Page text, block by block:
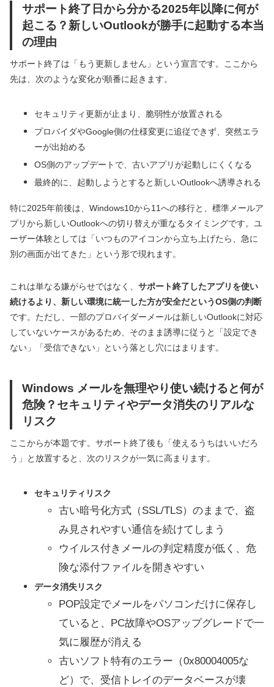
サポート終了日から分かる2025年以降に何が
起こる？新しいOutlookが勝手に起動する本当
の理由
サポート終了は「もう更新しません」という宣言です。ここから
先は、次のような変化が順番に起きます。
セキュリティ更新が止まり、脆弱性が放置される
プロバイダやGoogle側の仕様変更に追従できず、突然エラ
ーが出始める
OS側のアップデートで、古いアプリが起動しにくくなる
最終的に、起動しようとすると新しいOutlookへ誘導される
特に2025年前後は、Windows10から11への移行と、標準メールア
プリから新しいOutlookへの切り替えが重なるタイミングです。ユ
ーザー体験としては「いつものアイコンから立ち上げたら、急に
別の画面が出てきた」という形で現れます。
これは単なる嫌がらせではなく、 サポート終了したアプリを使い
続けるより、新しい環境に統一した方が安全だというOS側の判断
です。ただし、一部のプロバイダーメールは新しいOutlookに対応
していないケースがあるため、そのまま誘導に従うと「設定でき
ない」「受信できない」という落とし穴にはまります。
Windows メールを無理やり使い続けると何が
危険？セキュリティやデータ消失のリアルな
リスク
ここからが本題です。サポート終了後も「使えるうちはいいだろ
う」と放置すると、次のリスクが一気に高まります。
セキュリティリスク
古い暗号化方式（SSL/TLS）のままで、盗
み見されやすい通信を続けてしまう
ウイルス付きメールの判定精度が低く、危
険な添付ファイルを開きやすい
データ消失リスク
POP設定でメールをパソコンだけに保存し
ていると、PC故障やOSアップグレードで一
気に履歴が消える
古いソフト特有のエラー（0x80004005な
ど）で、受信トレイのデータベースが壊